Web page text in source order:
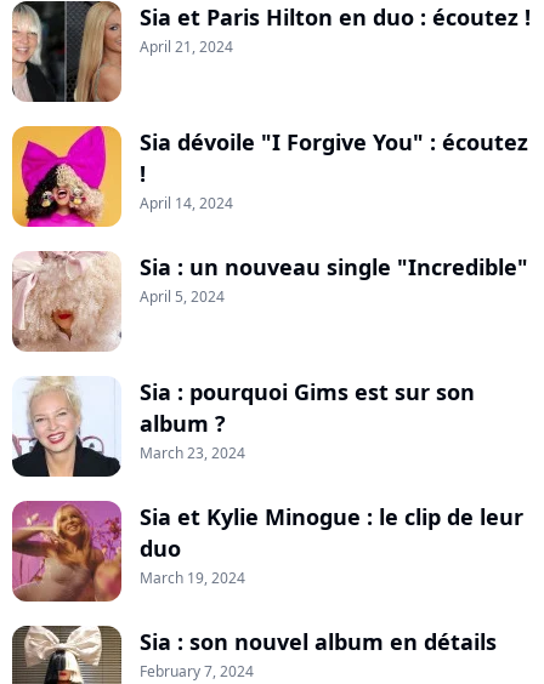
Sia et Paris Hilton en duo : écoutez !
April 21, 2024
Sia dévoile "I Forgive You" : écoutez
!
April 14, 2024
Sia : un nouveau single "Incredible"
April 5, 2024
Sia : pourquoi Gims est sur son
album ?
March 23, 2024
Sia et Kylie Minogue : le clip de leur
duo
March 19, 2024
Sia : son nouvel album en détails
February 7, 2024